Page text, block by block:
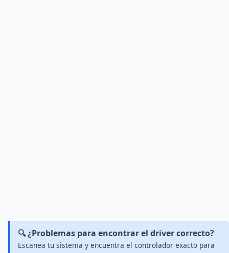
🔍 ¿Problemas para encontrar el driver correcto?
Escanea tu sistema y encuentra el controlador exacto para